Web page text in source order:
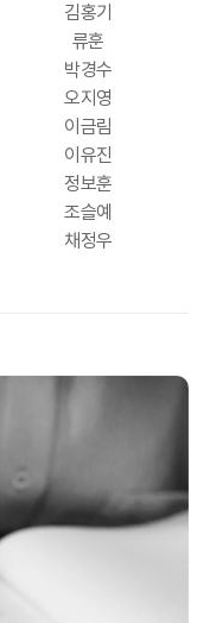
김홍기
류훈
박경수
오지영
이금림
이유진
정보훈
조슬예
채정우